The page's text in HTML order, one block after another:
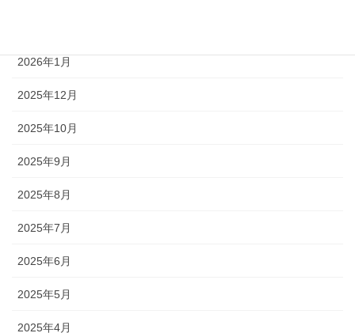
2026年1月
2025年12月
2025年10月
2025年9月
2025年8月
2025年7月
2025年6月
2025年5月
2025年4月